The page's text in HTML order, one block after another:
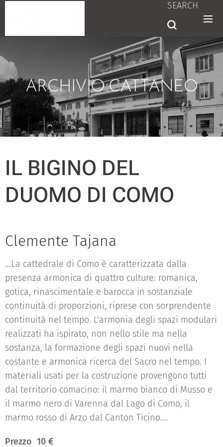
SEARCH
ARCHIVIO CATTANEO
IL BIGINO DEL
DUOMO DI COMO
Clemente Tajana
...La cattedrale di Como è caratterizzata dalla
presenza armonica di quattro culture: romanica,
gotica, rinascimentale e barocca in sostanziale
continuità di proporzioni, riprese con sorprendente
continuità nel tempo. L'armonia degli spazi modulari
realizzati ha ispirato, non nello stile ma nella
sostanza, la formazione degli spazi nuovi nella
costante e armonica ricerca del Sacro nel tempo. I
materiali usati per la costruzione provengono tutti
dal territorio comacino: il marmo bianco di Musso e
il marmo nero di Varenna dal Lago di Como, il
marmo rosso di Arzo dal Canton Ticino....
Prezzo 10 €